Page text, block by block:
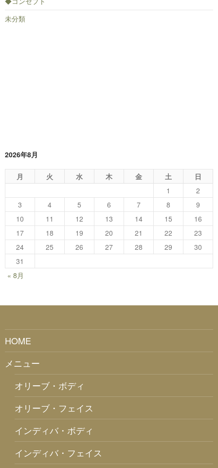
未分類
2026年8月
月 火 水 木 金 土
日
1
2
3
4 5 6 7 8
9
10
11 12 13 14 15
16
17
18 19 20 21 22
23
24
25 26 27 28 29
30
31
« 8月
HOME
メニュー
オリーブ・ボディ
オリーブ・フェイス
インディバ・ボディ
インディバ・フェイス